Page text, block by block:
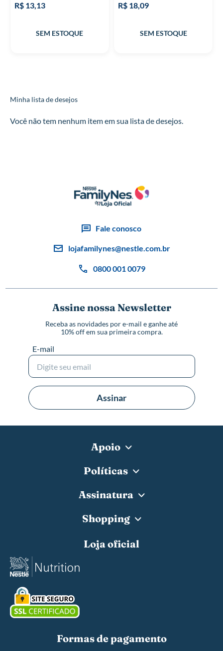
R$ 13,13
R$ 18,09
Minha lista de desejos
Você não tem nenhum item em sua lista de desejos.
Fale conosco
lojafamilynes@nestle.com.br
0800 001 0079
Assine nossa Newsletter
Receba as novidades por e-mail e ganhe até
10% off em sua primeira compra.
E-mail
Assinar
Apoio
Políticas
Assinatura
Shopping
Loja oficial
Formas de pagamento